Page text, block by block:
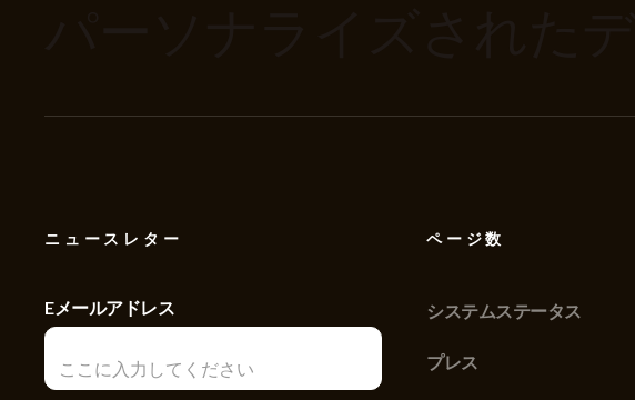
ニュースレター
Eメールアドレス
ページ数
システムステータス
プレス